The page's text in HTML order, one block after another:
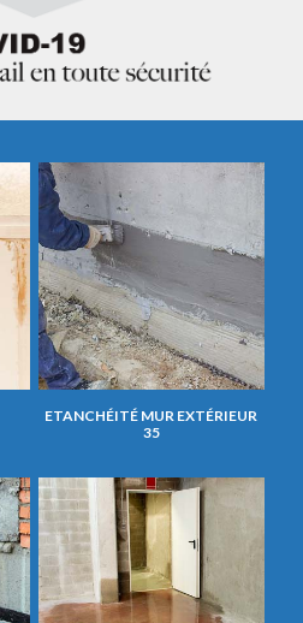
ETANCHÉITÉ MUR EXTÉRIEUR
35